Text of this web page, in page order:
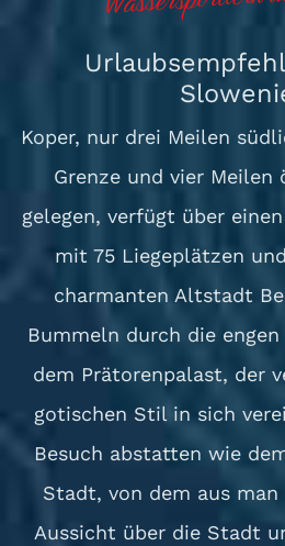
Koper, nur drei Meilen
Grenze und vier
gelegen, verfügt über
mit 75 Liegeplätzen
charmanten Altstadt
Bummeln durch die
dem Prätorenpalast, der
gotischen Stil in sich
Besuch abstatten wie
Stadt, von dem aus
Aussicht über die Stadt